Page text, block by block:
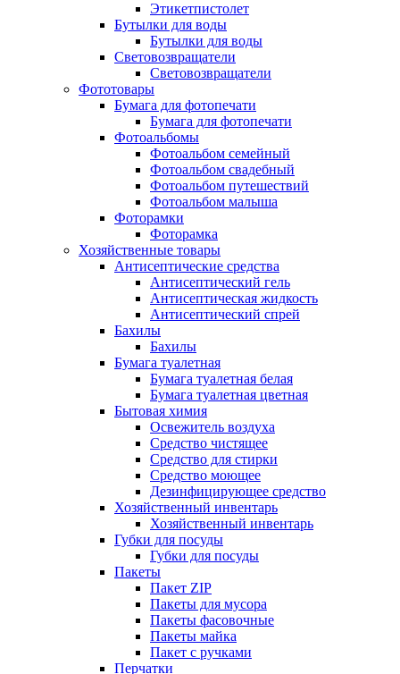
Этикетпистолет
Бутылки для воды
Бутылки для воды
Световозвращатели
Световозвращатели
Фототовары
Бумага для фотопечати
Бумага для фотопечати
Фотоальбомы
Фотоальбом семейный
Фотоальбом свадебный
Фотоальбом путешествий
Фотоальбом малыша
Фоторамки
Фоторамка
Хозяйственные товары
Антисептические средства
Антисептический гель
Антисептическая жидкость
Антисептический спрей
Бахилы
Бахилы
Бумага туалетная
Бумага туалетная белая
Бумага туалетная цветная
Бытовая химия
Освежитель воздуха
Средство чистящее
Средство для стирки
Средство моющее
Дезинфицирующее средство
Хозяйственный инвентарь
Хозяйственный инвентарь
Губки для посуды
Губки для посуды
Пакеты
Пакет ZIP
Пакеты для мусора
Пакеты фасовочные
Пакеты майка
Пакет с ручками
Перчатки